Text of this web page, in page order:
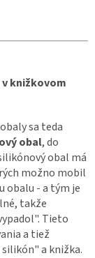
v knižkovom
sa teda
obal, do
obal má
možno mobil
obalu - a tým je
takže
Tieto
a tiež
a knižka.